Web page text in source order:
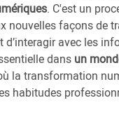
. C'est un
nouvelles façons de
d’interagir avec les
dans un
la transformation
habitudes